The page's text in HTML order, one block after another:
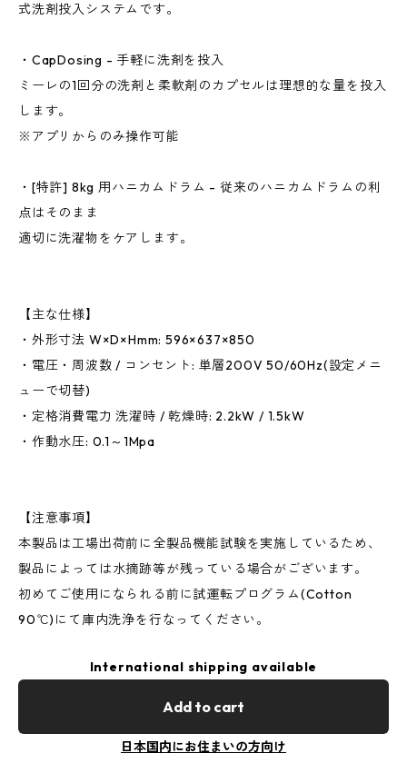
式洗剤投入システムです。
・CapDosing - 手軽に洗剤を投入
ミーレの1回分の洗剤と柔軟剤のカプセルは理想的な量を投入
します。
※アプリからのみ操作可能
・[特許] 8kg 用ハニカムドラム - 従来のハニカムドラムの利
点はそのまま
適切に洗濯物をケアします。
【主な仕様】
・外形寸法 W×D×Hmm: 596×637×850
・電圧・周波数 / コンセント: 単層200V 50/60Hz(設定メニ
ューで切替)
・定格消費電力 洗濯時 / 乾燥時: 2.2kW / 1.5kW
・作動水圧: 0.1～1Mpa
【注意事項】
本製品は工場出荷前に全製品機能試験を実施しているため、
製品によっては水摘跡等が残っている場合がございます。
初めてご使用になられる前に試運転プログラム(Cotton
90℃)にて庫内洗浄を行なってください。
International shipping available
Add to cart
日本国内にお住まいの方向け